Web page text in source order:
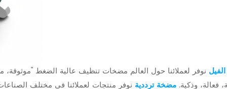
نوفر لعملائنا حول العالم مضخات تنظيف عالية الضغط
فعالة، وذكية.مضخة ترددية نوفر منتجات لعملائنا في مختلف